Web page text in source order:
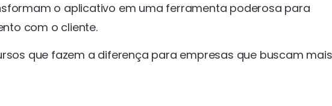
o aplicativo em uma ferramenta poderosa para
com o cliente.
que fazem a diferença para empresas que buscam mais